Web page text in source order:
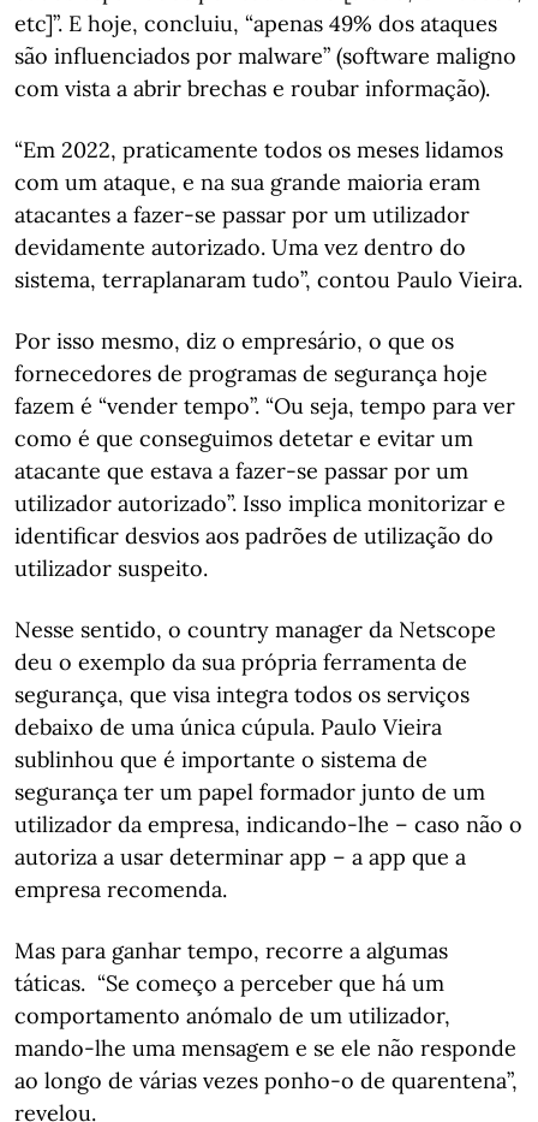
etc]”. E hoje, concluiu, “apenas 49% dos ataques
são influenciados por malware” (software maligno
com vista a abrir brechas e roubar informação).
“Em 2022, praticamente todos os meses lidamos
com um ataque, e na sua grande maioria eram
atacantes a fazer-se passar por um utilizador
devidamente autorizado. Uma vez dentro do
sistema, terraplanaram tudo”, contou Paulo Vieira.
Por isso mesmo, diz o empresário, o que os
fornecedores de programas de segurança hoje
fazem é “vender tempo”. “Ou seja, tempo para ver
como é que conseguimos detetar e evitar um
atacante que estava a fazer-se passar por um
utilizador autorizado”. Isso implica monitorizar e
identificar desvios aos padrões de utilização do
utilizador suspeito.
Nesse sentido, o country manager da Netscope
deu o exemplo da sua própria ferramenta de
segurança, que visa integra todos os serviços
debaixo de uma única cúpula. Paulo Vieira
sublinhou que é importante o sistema de
segurança ter um papel formador junto de um
utilizador da empresa, indicando-lhe – caso não o
autoriza a usar determinar app – a app que a
empresa recomenda.
Mas para ganhar tempo, recorre a algumas
táticas. “Se começo a perceber que há um
comportamento anómalo de um utilizador,
mando-lhe uma mensagem e se ele não responde
ao longo de várias vezes ponho-o de quarentena”,
revelou.